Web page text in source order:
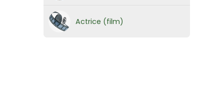
Actrice (film)